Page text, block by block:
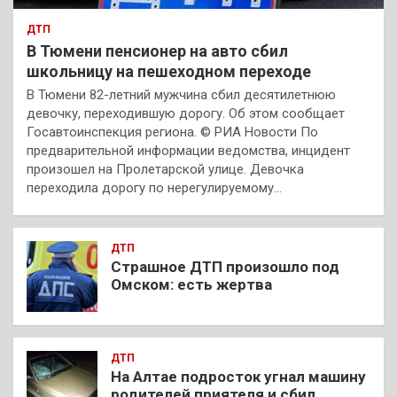
ДТП
В Тюмени пенсионер на авто сбил
школьницу на пешеходном переходе
В Тюмени 82-летний мужчина сбил десятилетнюю
девочку, переходившую дорогу. Об этом сообщает
Госавтоинспекция региона. © РИА Новости По
предварительной информации ведомства, инцидент
произошел на Пролетарской улице. Девочка
переходила дорогу по нерегулируемому…
ДТП
Страшное ДТП произошло под
Омском: есть жертва
ДТП
На Алтае подросток угнал машину